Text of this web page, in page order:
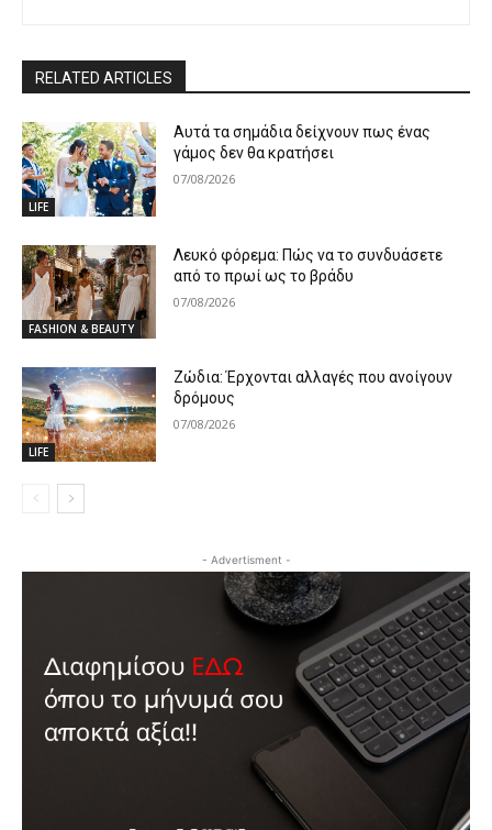
RELATED ARTICLES
LIFE
Αυτά τα σημάδια δείχνουν πως ένας
γάμος δεν θα κρατήσει
07/08/2026
FASHION & BEAUTY
Λευκό φόρεμα: Πώς να το συνδυάσετε
από το πρωί ως το βράδυ
07/08/2026
LIFE
Ζώδια: Έρχονται αλλαγές που ανοίγουν
δρόμους
07/08/2026
- Advertisment -